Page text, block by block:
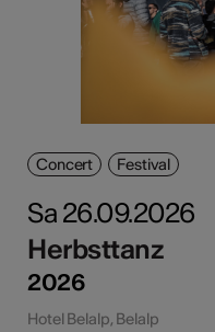
Concert Festival
Sa 26.09.2026
Herbsttanz
2026
Hotel Belalp, Belalp